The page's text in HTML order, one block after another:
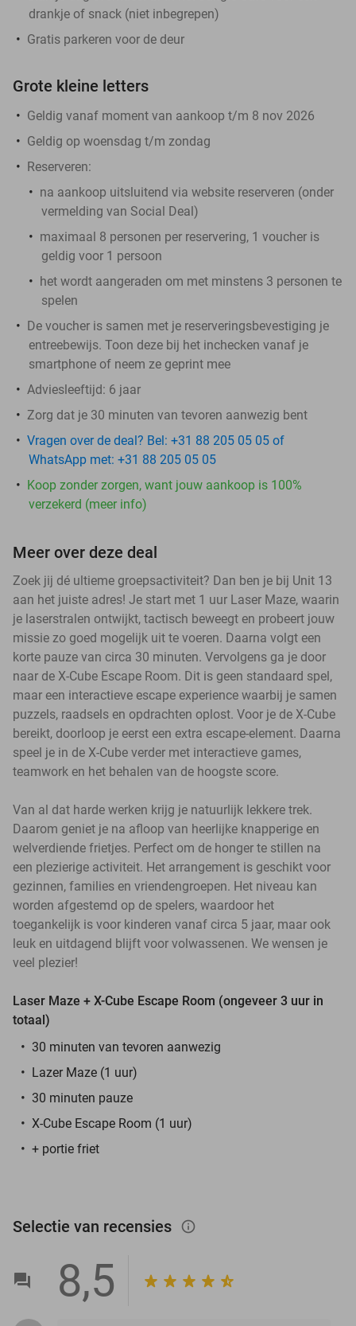
drankje of snack (niet inbegrepen)
Gratis parkeren voor de deur
Grote kleine letters
Geldig vanaf moment van aankoop t/m 8 nov 2026
Geldig op woensdag t/m zondag
Reserveren:
na aankoop uitsluitend via website reserveren (onder
vermelding van Social Deal)
maximaal 8 personen per reservering, 1 voucher is
geldig voor 1 persoon
het wordt aangeraden om met minstens 3 personen te
spelen
De voucher is samen met je reserveringsbevestiging je
entreebewijs. Toon deze bij het inchecken vanaf je
smartphone of neem ze geprint mee
Adviesleeftijd: 6 jaar
Zorg dat je 30 minuten van tevoren aanwezig bent
Vragen over de deal? Bel: +31 88 205 05 05 of
WhatsApp met: +31 88 205 05 05
Koop zonder zorgen, want jouw aankoop is 100%
verzekerd (meer info)
Meer over deze deal
Zoek jij dé ultieme groepsactiviteit? Dan ben je bij Unit 13
aan het juiste adres! Je start met 1 uur Laser Maze, waarin
je laserstralen ontwijkt, tactisch beweegt en probeert jouw
missie zo goed mogelijk uit te voeren. Daarna volgt een
korte pauze van circa 30 minuten. Vervolgens ga je door
naar de X-Cube Escape Room. Dit is geen standaard spel,
maar een interactieve escape experience waarbij je samen
puzzels, raadsels en opdrachten oplost. Voor je de X-Cube
bereikt, doorloop je eerst een extra escape-element. Daarna
speel je in de X-Cube verder met interactieve games,
teamwork en het behalen van de hoogste score.
Van al dat harde werken krijg je natuurlijk lekkere trek.
Daarom geniet je na afloop van heerlijke knapperige en
welverdiende frietjes. Perfect om de honger te stillen na
een plezierige activiteit. Het arrangement is geschikt voor
gezinnen, families en vriendengroepen. Het niveau kan
worden afgestemd op de spelers, waardoor het
toegankelijk is voor kinderen vanaf circa 5 jaar, maar ook
leuk en uitdagend blijft voor volwassenen. We wensen je
veel plezier!
Laser Maze + X-Cube Escape Room (ongeveer 3 uur in
totaal)
30 minuten van tevoren aanwezig
Lazer Maze (1 uur)
30 minuten pauze
X-Cube Escape Room (1 uur)
+ portie friet
Selectie van recensies info_outlined
8,5